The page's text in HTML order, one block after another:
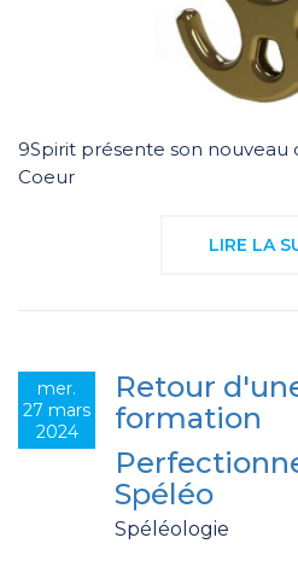
9Spirit présente son nouveau
Coeur
LIRE LA
mer.
27 mars
2024
Retour
formation
Spéléo
Spéléologie